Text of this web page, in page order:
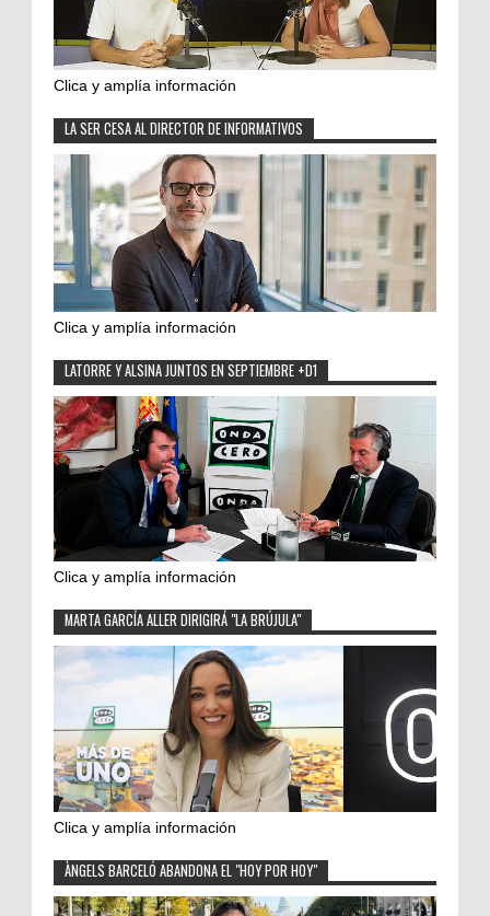
Clica y amplía información
LA SER CESA AL DIRECTOR DE INFORMATIVOS
Clica y amplía información
LATORRE Y ALSINA JUNTOS EN SEPTIEMBRE +D1
Clica y amplía información
MARTA GARCÍA ALLER DIRIGIRÁ "LA BRÚJULA"
Clica y amplía información
ÀNGELS BARCELÓ ABANDONA EL "HOY POR HOY"